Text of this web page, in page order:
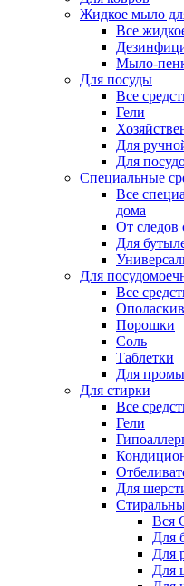
Жидкое мыло
Все
Мыло-
Для посуды
Все
Гели
Для
Для
Специальные
Все
дома
От следов
Для
Для
Все
Порошки
Соль
Таблетки
Для
Для стирки
Все
Гели
Для
Вся
Для
Для
Для